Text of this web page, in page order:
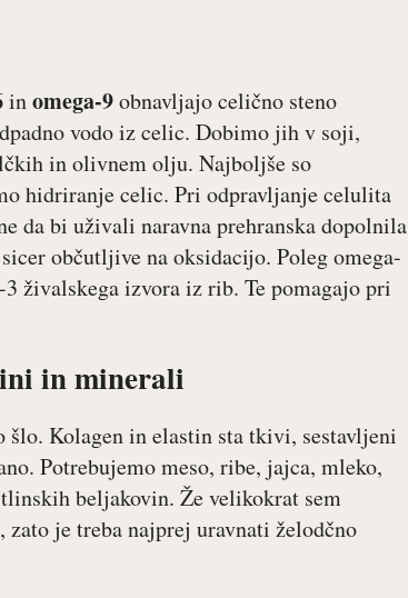
inomega-9obnavljajo celično steno
vodo iz celic. Dobimo jih v soji,
in olivnem olju. Najboljše so
hidriranje celic. Pri odpravljanje celulita
da bi uživali naravna prehranska dopolnila
občutljive na oksidacijo. Poleg omega-
živalskega izvora iz rib. Te pomagajo pri
in minerali
šlo. Kolagen in elastin sta tkivi, sestavljeni
Potrebujemo meso, ribe, jajca, mleko,
beljakovin. Že velikokrat sem
je treba najprej uravnati želodčno